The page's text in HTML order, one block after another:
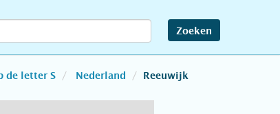
Zoeken
de letter S Nederland Reeuwijk